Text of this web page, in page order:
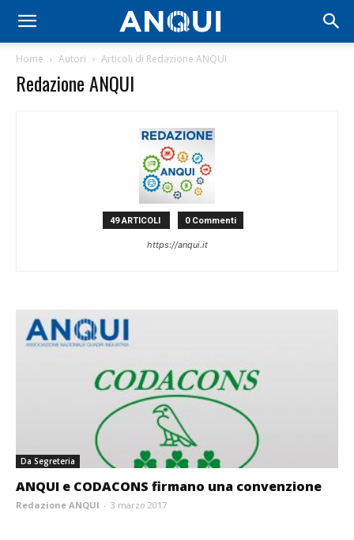
Home Autori Articoli di Redazione ANQUI
Redazione ANQUI
49 ARTICOLI 0 Commenti
https://anqui.it
Da Segreteria
ANQUI e CODACONS firmano una convenzione
Redazione ANQUI - 3 marzo 2017